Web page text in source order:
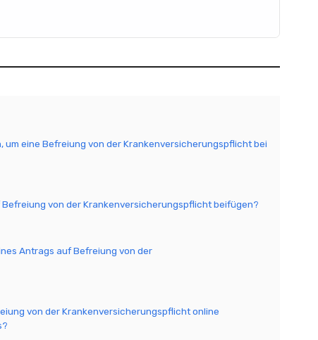
um eine Befreiung von der Krankenversicherungspflicht bei
von der Krankenversicherungspflicht beifügen?
Antrags auf Befreiung von der
von der Krankenversicherungspflicht online